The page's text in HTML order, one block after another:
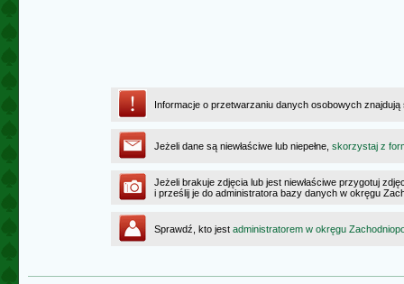
Informacje o przetwarzaniu danych osobowych
Jeżeli dane są niewłaściwe lub niepełne, skorzystaj z
Jeżeli brakuje zdjęcia lub jest niewłaściwe przygotuj
i prześlij je do administratora bazy danych w okręgu
Sprawdź, kto jest administratorem w okręgu